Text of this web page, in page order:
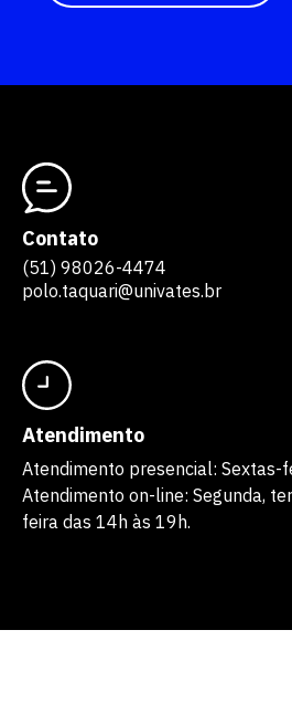
Contato
(51) 98026-4474
polo.taquari@univates.br
Atendimento
Atendimento presencial: Sextas-
Atendimento on-line: Segunda,
feira das 14h às 19h.